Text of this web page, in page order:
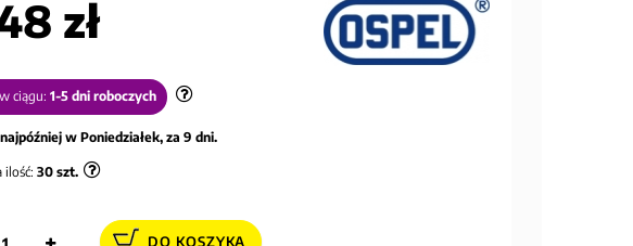
zł
ciągu: 1-5 dni roboczych
w Poniedziałek, za 9 dni.
ilość: 30 szt.
DO KOSZYKA